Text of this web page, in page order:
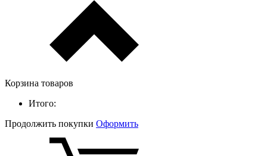
Корзина товаров
Итого:
Продолжить покупки Оформить